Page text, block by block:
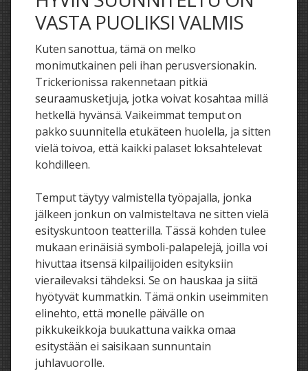
VASTA PUOLIKSI VALMIS
Kuten sanottua, tämä on melko
monimutkainen peli ihan perusversionakin.
Trickerionissa rakennetaan pitkiä
seuraamusketjuja, jotka voivat kosahtaa millä
hetkellä hyvänsä. Vaikeimmat temput on
pakko suunnitella etukäteen huolella, ja sitten
vielä toivoa, että kaikki palaset loksahtelevat
kohdilleen.
Temput täytyy valmistella työpajalla, jonka
jälkeen jonkun on valmisteltava ne sitten vielä
esityskuntoon teatterilla. Tässä kohden tulee
mukaan erinäisiä symboli-palapelejä, joilla voi
hivuttaa itsensä kilpailijoiden esityksiin
vierailevaksi tähdeksi. Se on hauskaa ja siitä
hyötyvät kummatkin. Tämä onkin useimmiten
elinehto, että monelle päivälle on
pikkukeikkoja buukattuna vaikka omaa
esitystään ei saisikaan sunnuntain
juhlavuorolle.